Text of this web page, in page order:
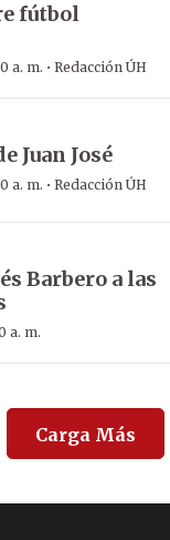
fútbol
a. m. · Redacción ÚH
Juan José
a. m. · Redacción ÚH
Barbero a las
a. m.
Carga Más